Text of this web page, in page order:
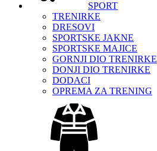
SPORT
TRENIRKE
DRESOVI
SPORTSKE JAKNE
SPORTSKE MAJICE
GORNJI DIO TRENIRKE
DONJI DIO TRENIRKE
DODACI
OPREMA ZA TRENING